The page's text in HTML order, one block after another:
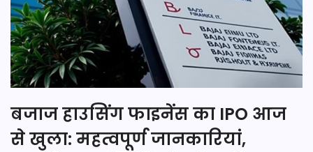
बजाज हाउसिंग फाइनेंस का IPO आज
से खुला: महत्वपूर्ण जानकारियां,